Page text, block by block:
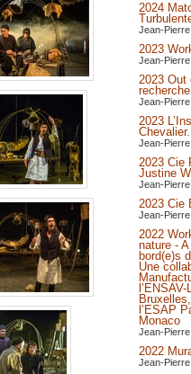
2024
Jean-
2023
Jean-
2023 Out
recherche
Jean-
2023
Jean-
2023 Cie
Justine
Jean-
2023 Cie
Jean-
2022
nature -
bord(e)s
Une
l’ESAP
Monaco
Jean-
2022
Jean-